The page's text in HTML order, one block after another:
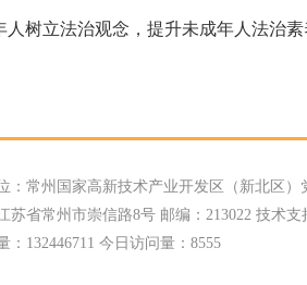
人树立法治观念，提升未成年人法治
：常州国家高新技术产业开发区（新北区）
苏省常州市崇信路8号 邮编：213022 技术支
： 132446711 今日访问量： 8555